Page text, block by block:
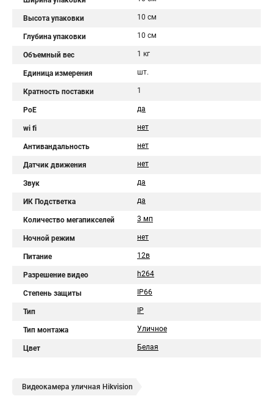
Высота упаковки 10 см
Глубина упаковки 10 см
Объемный вес 1 кг
Единица измерения шт.
Кратность поставки 1
PoE да
wi fi нет
Антивандальность нет
Датчик движения нет
Звук да
ИК Подстветка да
Количество мегапикселей 3 мп
Ночной режим нет
Питание 12в
Разрешение видео h264
Степень защиты IP66
Тип IP
Тип монтажа Уличное
Цвет Белая
Видеокамера уличная Hikvision